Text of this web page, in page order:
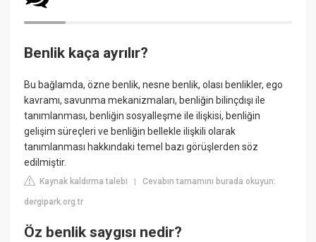
Benlik kaça ayrılır?
Bu bağlamda, özne benlik, nesne benlik, olası benlikler, ego
kavramı, savunma mekanizmaları, benliğin bilinçdışı ile
tanımlanması, benliğin sosyalleşme ile ilişkisi, benliğin
gelişim süreçleri ve benliğin bellekle ilişkili olarak
tanımlanması hakkındaki temel bazı görüşlerden söz
edilmiştir.
Kaynak kaldırma talebi |Cevabın tamamını burada okuyun:
dergipark.org.tr
Öz benlik saygısı nedir?